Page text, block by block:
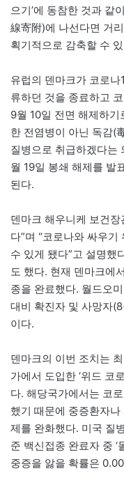
으기’에 동참한 것과 같
線寄附)에 나선다면 거
획기적으로 감축할 수
유럽의 덴마크가 코로나
류하던 것을 종료하고
9월 10일 전면 해제하
한 전염병이 아닌 독감(
질병으로 취급하겠다는
월 19일 봉쇄 해제를 발
된다.
덴마크 해우니케 보건
다”며 “코로나와 싸우
수 있게 됐다”고 설명했
도 했다. 현재 덴마크에
종을 완료했다. 월드오
대비 확진자 및 사망자
이다.
덴마크의 이번 조치는
가에서 도입한 ‘위드 코
다. 해당국가에서는 코
했기 때문에 중증환자
제를 완화했다. 미국 질
준 백신접종 완료자 중 ‘
중증을 앓을 확률은